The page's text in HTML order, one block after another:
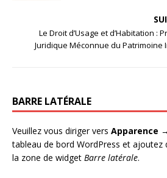
Le Droit d’Usage et d’Habitation :
Juridique Méconnue du Patrimoine
BARRE LATÉRALE
Veuillez vous diriger vers Apparence
tableau de bord WordPress et ajoutez
la zone de widget Barre latérale.